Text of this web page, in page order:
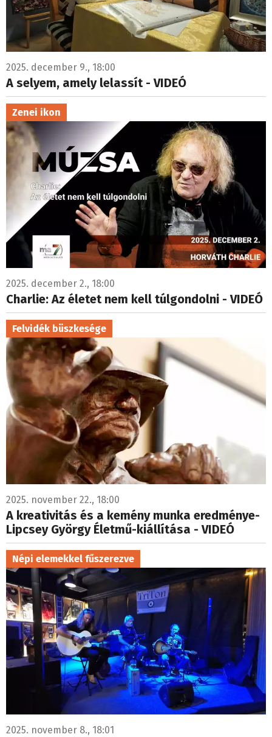
2025. december 9., 18:00
A selyem, amely lelassít - VIDEÓ
Zenei ikon
2025. december 2., 18:00
Charlie: Az életet nem kell túlgondolni - VIDEÓ
Felvidék büszkesége
2025. november 22., 18:00
A kreativitás és a kemény munka eredménye-
Lipcsey György Életmű-kiállítása - VIDEÓ
Népi elemekkel fűszerezve
2025. november 8., 18:01